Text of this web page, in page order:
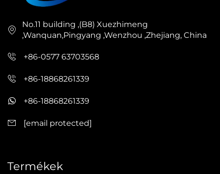
No.11 building ,(B8) Xuezhimeng
,Wanquan,Pingyang ,Wenzhou ,Zhejiang, China
+86-0577 63703568
+86-18868261339
+86-18868261339
[email protected]
Termékek